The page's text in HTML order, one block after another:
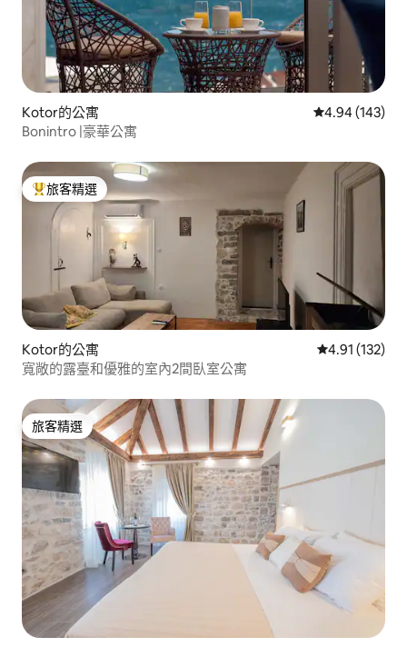
Kotor的公寓 從 143 則評價
4.94 (143)
Bonintro |豪華公寓
旅客精選榜首
旅客精選
Kotor的公寓 從 132 則評價
4.91 (132)
寬敞的露臺和優雅的室內2間臥室公寓
旅客精選
旅客精選